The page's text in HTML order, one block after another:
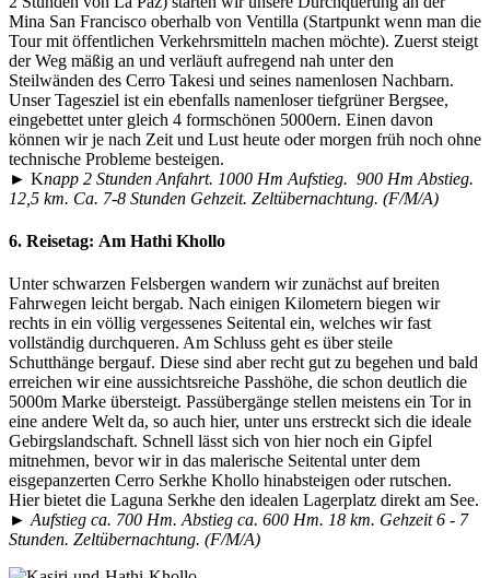
Mina San Francisco oberhalb von Ventilla (Startpunkt wenn man die
Tour mit öffentlichen Verkehrsmitteln machen möchte). Zuerst steigt
der Weg mäßig an und verläuft aufregend nah unter den
Steilwänden des Cerro Takesi und seines namenlosen Nachbarn.
Unser Tagesziel ist ein ebenfalls namenloser tiefgrüner Bergsee,
eingebettet unter gleich 4 formschönen 5000ern. Einen davon
können wir je nach Zeit und Lust heute oder morgen früh noch ohne
technische Probleme besteigen.
► Knapp 2 Stunden Anfahrt. 1000 Hm Aufstieg. 900 Hm Abstieg.
12,5 km. Ca. 7-8 Stunden Gehzeit. Zeltübernachtung. (F/M/A)
6. Reisetag: Am Hathi Khollo
Unter schwarzen Felsbergen wandern wir zunächst auf breiten
Fahrwegen leicht bergab. Nach einigen Kilometern biegen wir
rechts in ein völlig vergessenes Seitental ein, welches wir fast
vollständig durchqueren. Am Schluss geht es über steile
Schutthänge bergauf. Diese sind aber recht gut zu begehen und bald
erreichen wir eine aussichtsreiche Passhöhe, die schon deutlich die
5000m Marke übersteigt. Passübergänge stellen meistens ein Tor in
eine andere Welt da, so auch hier, unter uns erstreckt sich die ideale
Gebirgslandschaft. Schnell lässt sich von hier noch ein Gipfel
mitnehmen, bevor wir in das malerische Seitental unter dem
eisgepanzerten Cerro Serkhe Khollo hinabsteigen oder rutschen.
Hier bietet die Laguna Serkhe den idealen Lagerplatz direkt am See.
► Aufstieg ca. 700 Hm. Abstieg ca. 600 Hm. 18 km. Gehzeit 6 - 7
Stunden. Zeltübernachtung. (F/M/A)